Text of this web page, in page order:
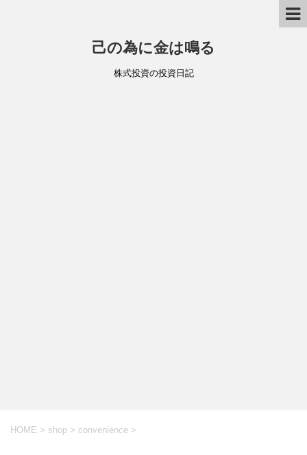
己の為に金は鳴る
株式投資の投資日記
HOME > shop > convenience >